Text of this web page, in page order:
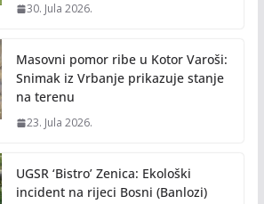
30. Jula 2026.
Masovni pomor ribe u Kotor Varoši:
Snimak iz Vrbanje prikazuje stanje
na terenu
23. Jula 2026.
UGSR ‘Bistro’ Zenica: Ekološki
incident na rijeci Bosni (Banlozi)